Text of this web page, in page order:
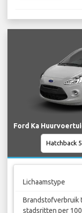
Ford Ka
Lichaamstype
Brandstofverbruik
stadsritten per